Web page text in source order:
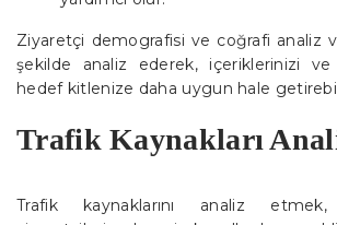
Ziyaretçi demografisi ve coğrafi analiz
şekilde analiz ederek, içeriklerinizi ve
hedef kitlenize daha uygun hale
Trafik Kaynakları
Trafik kaynaklarını analiz